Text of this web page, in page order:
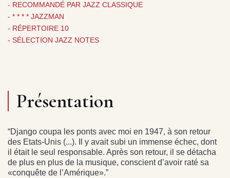
- RECOMMANDÉ PAR JAZZ CLASSIQUE
- * * * * JAZZMAN
- RÉPERTOIRE 10
- SÉLECTION JAZZ NOTES
Présentation
“Django coupa les ponts avec moi en 1947, à son retour
des Etats-Unis (...). Il y avait subi un immense échec, dont
il était le seul responsable. Après son retour, il se détacha
de plus en plus de la musique, conscient d’avoir raté sa
«conquête de l’Amérique».”